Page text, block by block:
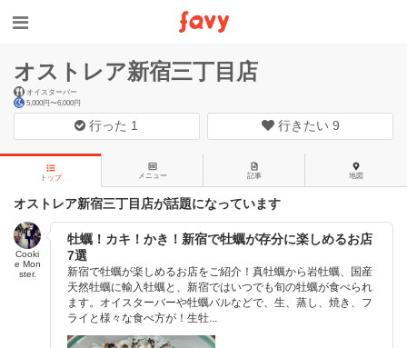
オストレア新宿三丁目店
オイスターバー
5,000円〜6,000円
行った 1 行きたい 9
トップ メニュー 記事 地図
オストレア新宿三丁目店が話題になっています
Cooki
e Mon
ster.
牡蠣！カキ！かき！新宿で牡蠣が存分に楽しめるお店
7選
新宿で牡蠣が楽しめるお店をご紹介！真牡蠣から岩牡蠣、国産
天然牡蠣に輸入牡蠣と、新宿ではいつでも旬の牡蠣が食べられ
ます。オイスターバーや牡蠣バルなどで、生、蒸し、焼き、フ
ライと様々な食べ方が！生牡...